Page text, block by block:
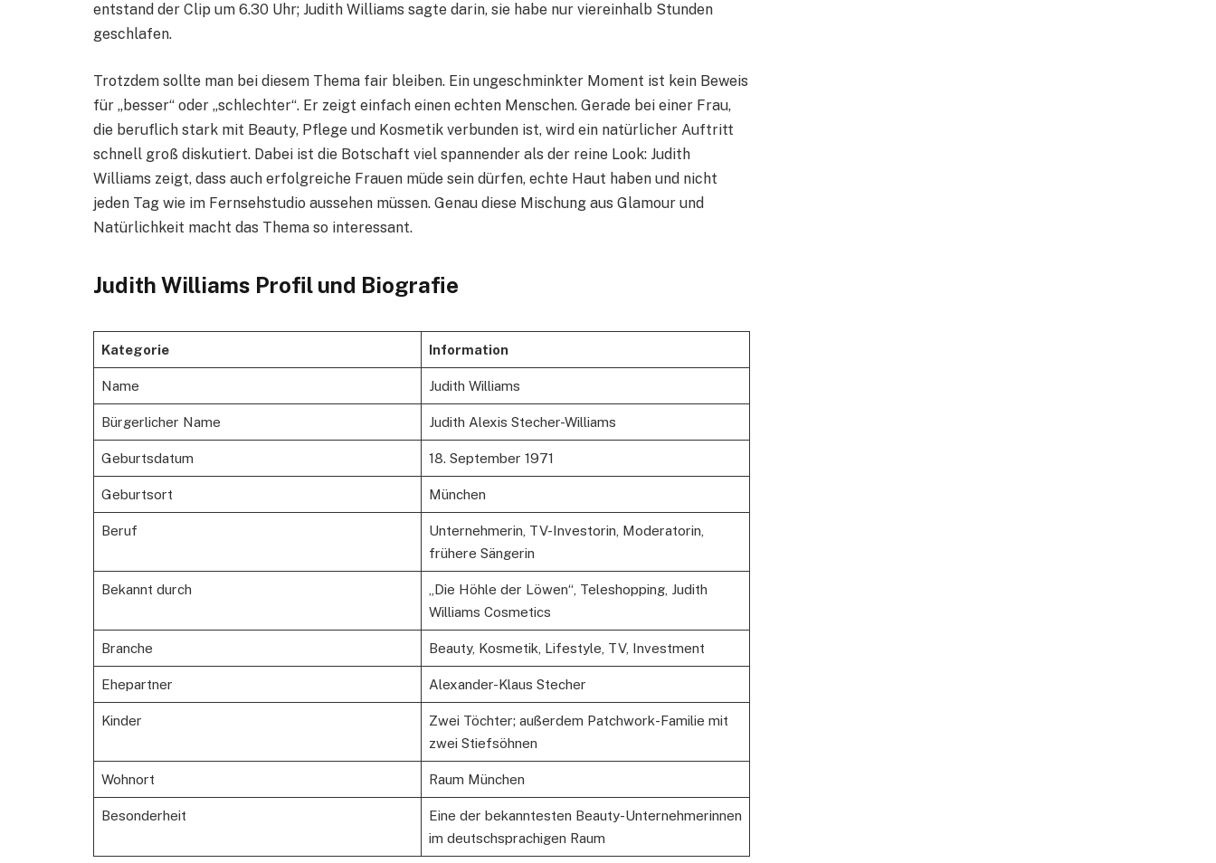
entstand der Clip um 6.30 Uhr; Judith Williams sagte darin, sie habe nur viereinhalb Stunden
geschlafen.
Trotzdem sollte man bei diesem Thema fair bleiben. Ein ungeschminkter Moment ist kein Beweis
für „besser“ oder „schlechter“. Er zeigt einfach einen echten Menschen. Gerade bei einer Frau,
die beruflich stark mit Beauty, Pflege und Kosmetik verbunden ist, wird ein natürlicher Auftritt
schnell groß diskutiert. Dabei ist die Botschaft viel spannender als der reine Look: Judith
Williams zeigt, dass auch erfolgreiche Frauen müde sein dürfen, echte Haut haben und nicht
jeden Tag wie im Fernsehstudio aussehen müssen. Genau diese Mischung aus Glamour und
Natürlichkeit macht das Thema so interessant.
Judith Williams Profil und Biografie
Kategorie Information
Name Judith Williams
Bürgerlicher Name Judith Alexis Stecher-Williams
Geburtsdatum 18. September 1971
Geburtsort München
Beruf
Unternehmerin, TV-Investorin, Moderatorin,
frühere Sängerin
Bekannt durch
„Die Höhle der Löwen“, Teleshopping, Judith
Williams Cosmetics
Branche Beauty, Kosmetik, Lifestyle, TV, Investment
Ehepartner Alexander-Klaus Stecher
Kinder
Zwei Töchter; außerdem Patchwork-Familie mit
zwei Stiefsöhnen
Wohnort Raum München
Besonderheit
Eine der bekanntesten Beauty-Unternehmerinnen
im deutschsprachigen Raum